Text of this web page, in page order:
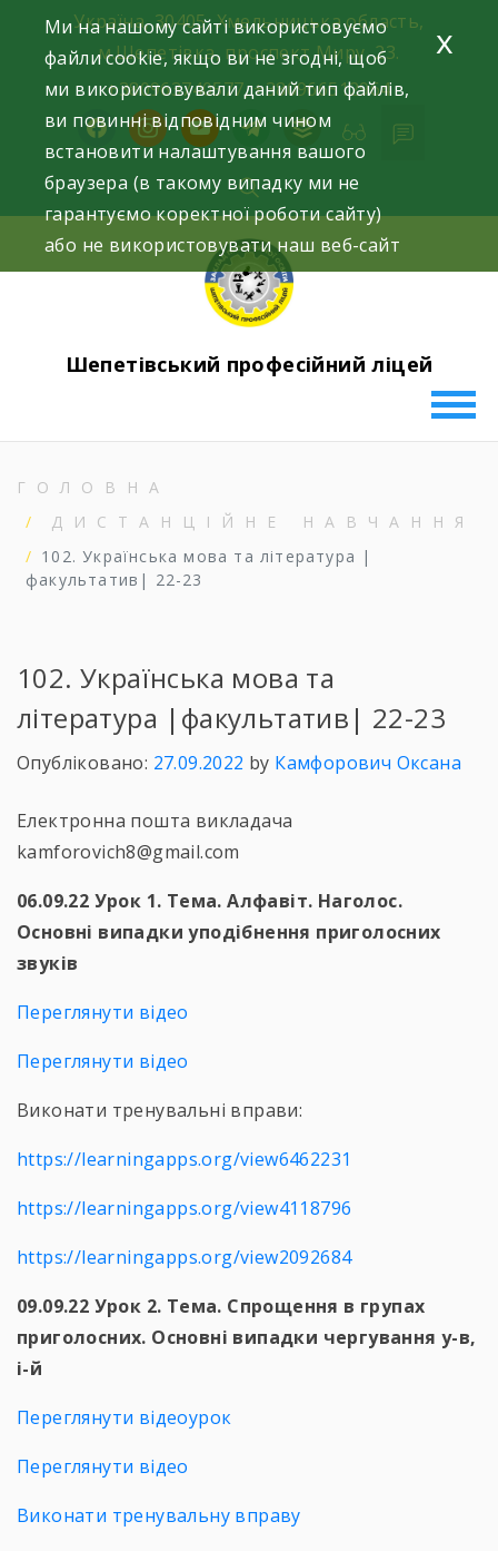
content
Україна, 30405, Хмельницька область,
м.Шепетівка, проспект Миру, 23.
+380963740577, +380966512964
facebookinstagramyoutubetelegram
buffer
Шепетівський професійний ліцей
ГОЛОВНА
ДИСТАНЦІЙНЕ НАВЧАННЯ
102. Українська мова та література |
факультатив| 22-23
102. Українська мова та
література |факультатив| 22-23
Опубліковано: 27.09.2022 by Камфорович Оксана
Електронна пошта викладача
kamforovich8@gmail.com
06.09.22 Урок 1. Тема. Алфавіт. Наголос.
Основні випадки уподібнення приголосних
звуків
Переглянути відео
Переглянути відео
Виконати тренувальні вправи:
https://learningapps.org/view6462231
https://learningapps.org/view4118796
https://learningapps.org/view2092684
09.09.22 Урок 2. Тема. Спрощення в групах
приголосних. Основні випадки чергування у-в,
і-й
Переглянути відеоурок
Переглянути відео
Виконати тренувальну вправу
Ми на нашому сайті використовуємо
файли cookie, якщо ви не згодні, щоб
ми використовували даний тип файлів,
ви повинні відповідним чином
встановити налаштування вашого
браузера (в такому випадку ми не
гарантуємо коректної роботи сайту)
або не використовувати наш веб-сайт
x